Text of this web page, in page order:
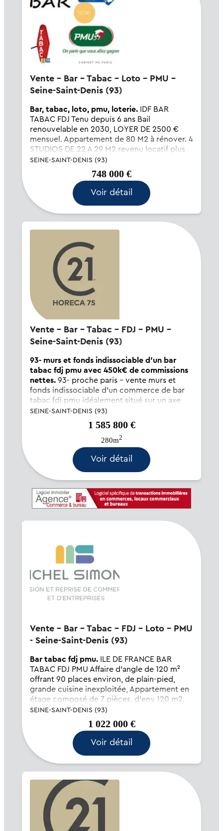
Vente - Bar - Tabac - Loto - PMU -
Seine-Saint-Denis (93)
Bar, tabac, loto, pmu, loterie.IDF BAR
TABAC FDJ Tenu depuis 6 ans Bail
renouvelable en 2030, LOYER DE 2500 €
mensuel. Appartement de 80 M2 à rénover. 4
STUDIOS DE 22 A 29 M2 revenu locatif plus
de 30.000 € FERME LE DIMANCHE MATIN ET
LUNDI plus 2/3 semaine/an CA HT BAR 91....
SEINE-SAINT-DENIS (93)
748 000 €
Voir détail
Vente - Bar - Tabac - FDJ - PMU -
Seine-Saint-Denis (93)
93- murs et fonds indissociable d'un bar
tabac fdj pmu avec 450k€ de commissions
nettes.93- proche paris - vente murs et
fonds indissociable d'un commerce de bar
tabac fdj pmu idéalement situé sur un axe
très passant. ce bar tabac fdj pmu en angle,
de 180m², dispose d'une visibilité
exceptionnelle grâce à sa façade de 12ml.
SEINE-SAINT-DENIS (93)
1 585 800 €
280m2
Voir détail
Vente - Bar - Tabac - FDJ - Loto - PMU
- Seine-Saint-Denis (93)
Bar tabac fdj pmu.ILE DE FRANCE BAR
TABAC FDJ PMU Affaire d'angle de 120 m²
offrant 90 places environ, de plain-pied,
grande cuisine inexploitée, Appartement en
étage composé de 7 pièces, d'env 120 m2.
Pas de personnel à la reprise. Loyer mensuel
SEINE-SAINT-DENIS (93)
1 022 000 €
Voir détail